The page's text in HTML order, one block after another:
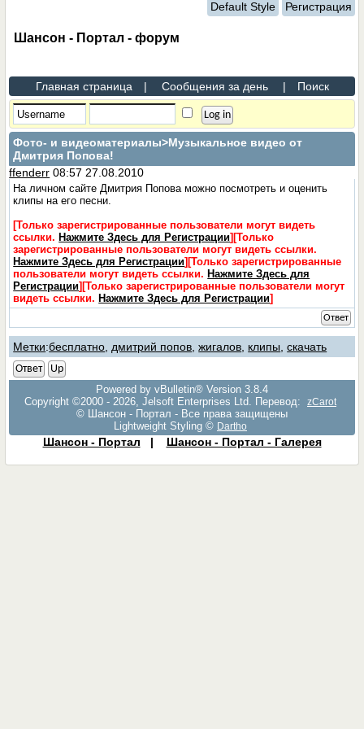
Default Style Регистрация
Шансон - Портал - форум
Главная страница | Сообщения за день | Поиск
Фото- и видеоматериалы>Музыкальное видео от
Дмитрия Попова!
ffenderr 08:57 27.08.2010
На личном сайте Дмитрия Попова можно посмотреть и оценить
клипы на его песни.
[Только зарегистрированные пользователи могут видеть
ссылки. Нажмите Здесь для Регистрации] [Только
зарегистрированные пользователи могут видеть ссылки.
Нажмите Здесь для Регистрации] [Только зарегистрированные
пользователи могут видеть ссылки. Нажмите Здесь для
Регистрации] [Только зарегистрированные пользователи могут
видеть ссылки. Нажмите Здесь для Регистрации]
Ответ
Метки:бесплатно дмитрий попов ,жигалов клипы ,скачать
Ответ
Up
Powered by vBulletin® Version 3.8.4
Copyright ©2000 - 2026, Jelsoft Enterprises Ltd. Перевод:
zCarot
© Шансон - Портал - Все права защищены
Lightweight Styling © Dartho
Шансон - Портал | Шансон - Портал - Галерея